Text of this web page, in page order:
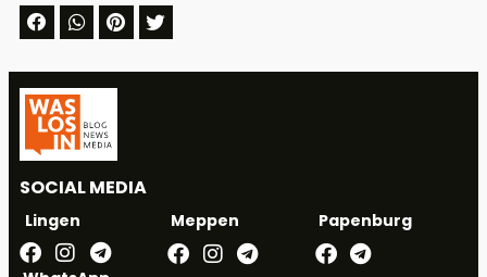
SOCIAL MEDIA
Lingen Meppen Papenburg